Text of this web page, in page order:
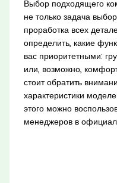
Выбор подходящего
не только задача
проработка всех
определить, какие
вас приоритетными:
или, возможно,
стоит обратить
характеристики
этого можно
менеджеров в